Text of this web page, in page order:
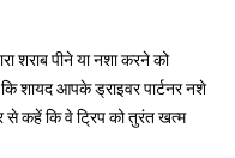
शराब पीने या नशा करने को
शायद आपके ड्राइवर पार्टनर नशे
से कहें कि वे ट्रिप को तुरंत खत्म